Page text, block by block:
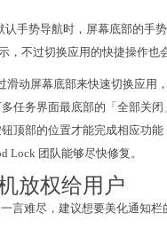
手势导航时，屏幕底部的手
，不过切换应用的快捷操作也
滑动屏幕底部来快速切换应用
任务界面最底部的「全部关
顶部的位置才能完成相应功
Lock 团队能够尽快修复。
放权给用户
言难尽，建议想要美化通知